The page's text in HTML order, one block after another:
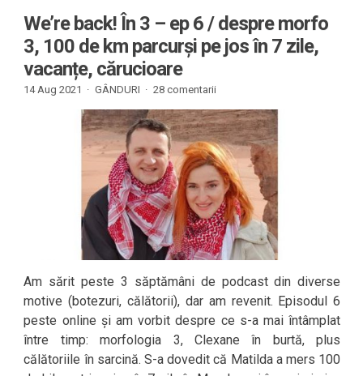
We’re back! În 3 – ep 6 / despre morfo
3, 100 de km parcurși pe jos în 7 zile,
vacanțe, cărucioare
14 Aug 2021 · GÂNDURI · 28 comentarii
Am sărit peste 3 săptămâni de podcast din diverse
motive (botezuri, călătorii), dar am revenit. Episodul 6
peste online și am vorbit despre ce s-a mai întâmplat
între timp: morfologia 3, Clexane în burtă, plus
călătoriile în sarcină. S-a dovedit că Matilda a mers 100